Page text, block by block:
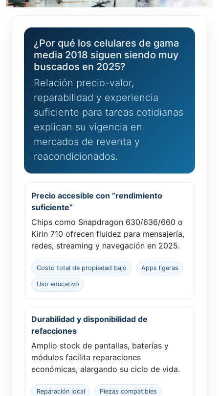
¿Por qué los celulares de gama
media 2018 siguen siendo muy
buscados en 2025?
Relación precio-valor,
reparabilidad y experiencia
suficiente para tareas cotidianas
explican su vigencia en
mercados de reventa y
reacondicionados.
Precio accesible con “rendimiento
suficiente”
Chips como Snapdragon 630/636/660 o
Kirin 710 ofrecen fluidez para mensajería,
redes, streaming y navegación en 2025.
Costo total de propiedad bajo Apps ligeras
Uso educativo
Durabilidad y disponibilidad de
refacciones
Amplio stock de pantallas, baterías y
módulos facilita reparaciones
económicas, alargando su ciclo de vida.
Reparación local Piezas compatibles